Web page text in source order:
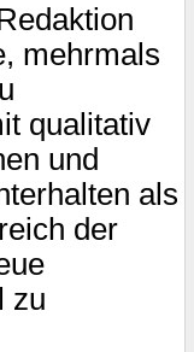
mehrmals
qualitativ
und
als
der
zu